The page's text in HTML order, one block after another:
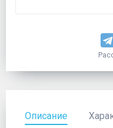
Описание